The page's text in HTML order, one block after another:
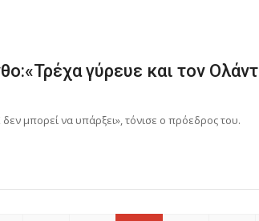
γύρευε και τον Ολάντ
μπορεί να υπάρξει», τόνισε ο πρόεδρος του.